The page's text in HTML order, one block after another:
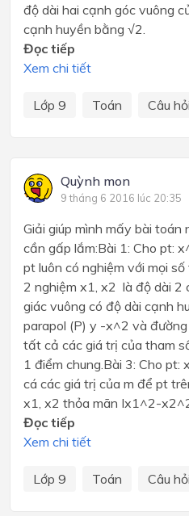
độ dài hai cạnh góc vuông
cạnh huyền bằng √2.
Đọc tiếp
Xem chi tiết
Lớp 9 Toán Câu
Quỳnh mon
9 tháng 6 2016 lúc 20:35
Giải giúp mình mấy bài toán
cần gấp lắm:Bài 1: Cho pt:
pt luôn có nghiệm với mọi
2 nghiệm x1, x2 là độ dài 2
giác vuông có độ dài cạnh
parapol (P) y -x^2 và
tất cả các giá trị của tham
1 điểm chung.Bài 3: Cho
cá các giá trị của m để pt
x1, x2 thỏa mãn Ix1^2-
Đọc tiếp
Xem chi tiết
Lớp 9 Toán Câu